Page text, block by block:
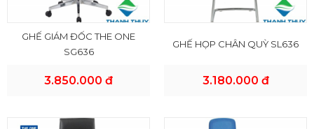
GHẾ GIÁM ĐỐC THE ONE
SG636
3.850.000 đ
GHẾ HỌP CHÂN QUỲ SL636
3.180.000 đ